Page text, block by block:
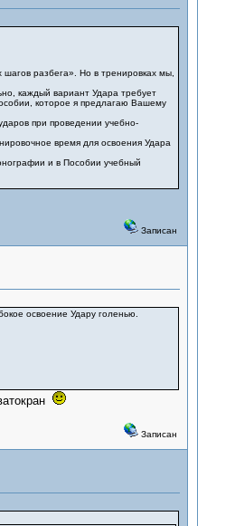
разбега». Но в тренировках мы,
каждый вариант Удара требует
которое я предлагаю Вашему
при проведении учебно-
время для освоения Удара
и в Пособии учебный
Записан
освоение Удару голенью.
Записан